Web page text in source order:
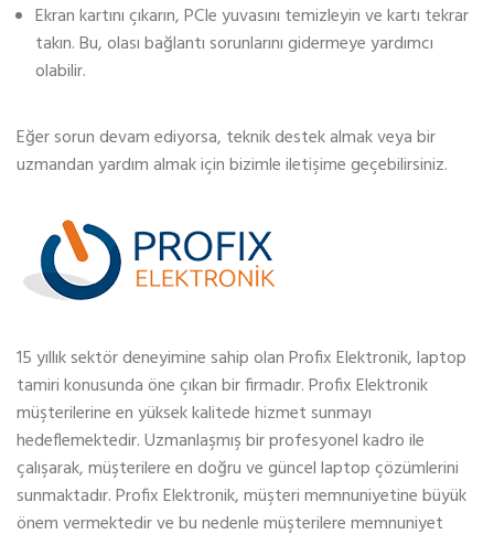
Ekran kartını çıkarın, PCIe yuvasını temizleyin ve kartı tekrar
takın. Bu, olası bağlantı sorunlarını gidermeye yardımcı
olabilir.
Eğer sorun devam ediyorsa, teknik destek almak veya bir
uzmandan yardım almak için bizimle iletişime geçebilirsiniz.
15 yıllık sektör deneyimine sahip olan Profix Elektronik, laptop
tamiri konusunda öne çıkan bir firmadır. Profix Elektronik
müşterilerine en yüksek kalitede hizmet sunmayı
hedeflemektedir. Uzmanlaşmış bir profesyonel kadro ile
çalışarak, müşterilere en doğru ve güncel laptop çözümlerini
sunmaktadır. Profix Elektronik, müşteri memnuniyetine büyük
önem vermektedir ve bu nedenle müşterilere memnuniyet